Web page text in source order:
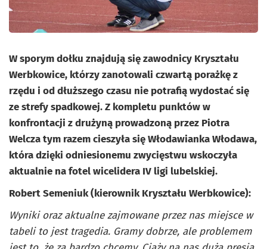
W sporym dołku znajdują się zawodnicy Kryształu
Werbkowice, którzy zanotowali czwartą porażkę z
rzędu i od dłuższego czasu nie potrafią wydostać się
ze strefy spadkowej. Z kompletu punktów w
konfrontacji z drużyną prowadzoną przez Piotra
Welcza tym razem cieszyła się Włodawianka Włodawa,
która dzięki odniesionemu zwycięstwu wskoczyła
aktualnie na fotel wicelidera IV ligi lubelskiej.
Robert Semeniuk (kierownik Kryształu Werbkowice):
Wyniki oraz aktualne zajmowane przez nas miejsce w
tabeli to jest tragedia. Gramy dobrze, ale problemem